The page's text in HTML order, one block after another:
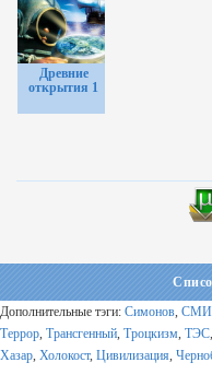
Древние
открытия 1
Дополнительные тэги: Симонов СМИ
Террор Трансгенный Троцкизм ТЭС
Хазар Холокост, Цивилизация